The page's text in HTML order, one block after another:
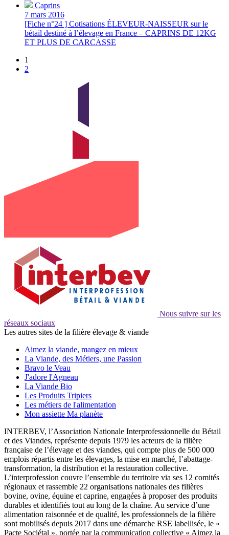
Caprins
7 mars 2016
[Fiche n°24 ] Cotisations ÉLEVEUR-NAISSEUR sur le
bétail destiné à l’élevage en France – CAPRINS DE 12KG
ET PLUS DE CARCASSE
1
2
Nous suivre sur les
réseaux sociaux
Les autres sites de la filière élevage & viande
Aimez la viande, mangez en mieux
La Viande, des Métiers, une Passion
Bravo le Veau
J'adore l'Agneau
La Viande Bio
Les Produits Tripiers
Les métiers de l'alimentation
Mon assiette Ma planète
INTERBEV, l’Association Nationale Interprofessionnelle du Bétail
et des Viandes, représente depuis 1979 les acteurs de la filière
française de l’élevage et des viandes, qui compte plus de 500 000
emplois répartis entre les élevages, la mise en marché, l’abattage-
transformation, la distribution et la restauration collective.
L’interprofession couvre l’ensemble du territoire via ses 12 comités
régionaux et rassemble 22 organisations nationales des filières
bovine, ovine, équine et caprine, engagées à proposer des produits
durables et identifiés tout au long de la chaîne. Au service d’une
alimentation raisonnée et de qualité, les professionnels de la filière
sont mobilisés depuis 2017 dans une démarche RSE labellisée, le «
Pacte Sociétal », portée par la communication collective « Aimez la